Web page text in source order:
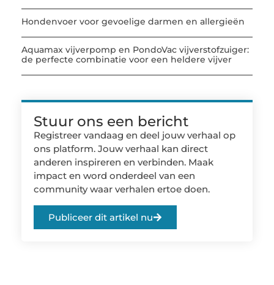
Hondenvoer voor gevoelige darmen en allergieën
Aquamax vijverpomp en PondoVac vijverstofzuiger:
de perfecte combinatie voor een heldere vijver
Stuur ons een bericht
Registreer vandaag en deel jouw verhaal op
ons platform. Jouw verhaal kan direct
anderen inspireren en verbinden. Maak
impact en word onderdeel van een
community waar verhalen ertoe doen.
Publiceer dit artikel nu